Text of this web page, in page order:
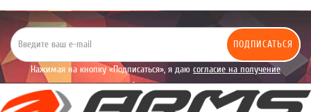
ПОДПИСАТЬСЯ
Нажимая на кнопку «Подписаться», я даю согласие на получение
уведомлений рекламного характера.